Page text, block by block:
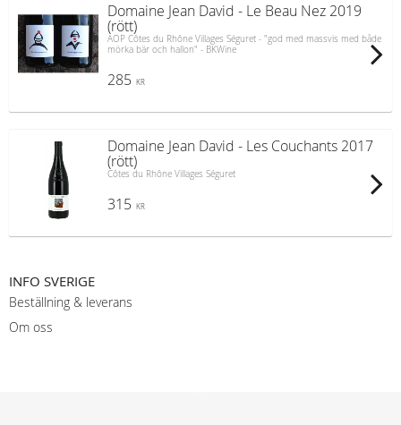
Domaine Jean David - Le Beau Nez 2019
(rött)
AOP Côtes du Rhône Villages Séguret - "god med massvis med både
mörka bär och hallon" - BKWine
285 KR
Domaine Jean David - Les Couchants 2017
(rött)
Côtes du Rhône Villages Séguret
315 KR
INFO SVERIGE
Beställning & leverans
Om oss